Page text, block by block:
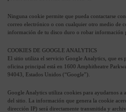
Ninguna cookie permite que pueda contactarse
correo electrónico o con cualquier otro medio de
información de tu disco duro o robar información
COOKIES DE GOOGLE ANALYTICS
El sitio utiliza el servicio Google Analytics, que es
oficina principal está en 1600 Amphitheatre
94043, Estados Unidos (“Google”).
Google Analytics utiliza cookies para ayudarnos a
del sitio. La información que genera la cookie
dirección IP) será directamente transmitida y